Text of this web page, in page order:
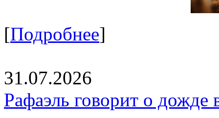
[Подробнее]
31.07.2026
Рафаэль говорит о дожде